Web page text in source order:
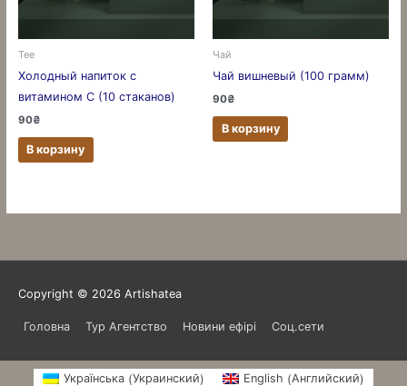
Tee
Холодный напиток с
витамином С (10 стаканов)
90₴
В корзину
Чай
Чай вишневый (100 грамм)
90₴
В корзину
Copyright © 2026 Artishatea
Головна Тур Агентство Новини ефірі Соц.сети
Українська (Украинский) English (Английский)